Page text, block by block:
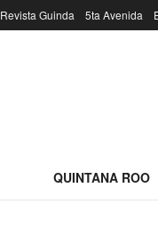
Revista Guinda 5ta Avenida
QUINTANA ROO